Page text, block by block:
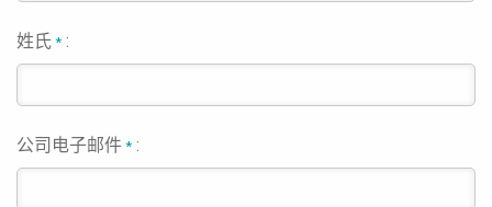
姓氏* :
公司电子邮件* :